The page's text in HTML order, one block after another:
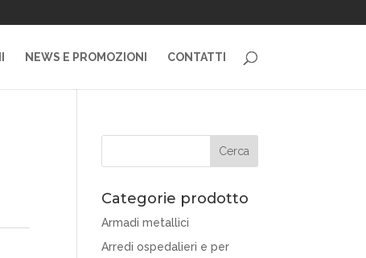
NEWS E PROMOZIONI CONTATTI
Categorie prodotto
Armadi metallici
Arredi ospedalieri e per